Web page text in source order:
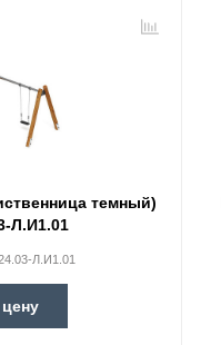
темный)
Л.И1.01
Л.И1.01
цену